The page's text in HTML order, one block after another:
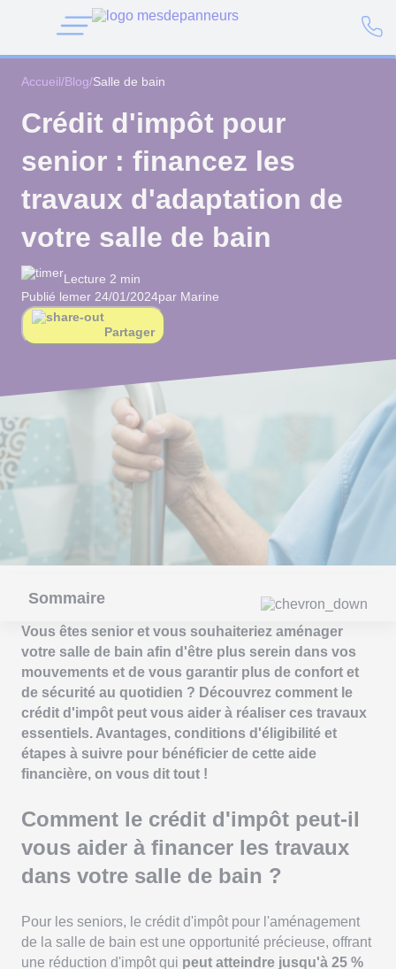
Accueil/Blog/Salle de bain
Crédit d'impôt pour
senior : financez les
travaux d'adaptation de
votre salle de bain
Lecture 2 min
Publié lemer 24/01/2024par Marine
Partager
Sommaire
Vous êtes senior et vous souhaiteriez aménager
votre salle de bain afin d'être plus serein dans vos
mouvements et de vous garantir plus de confort et
de sécurité au quotidien ? Découvrez comment le
crédit d'impôt peut vous aider à réaliser ces travaux
essentiels. Avantages, conditions d'éligibilité et
étapes à suivre pour bénéficier de cette aide
financière, on vous dit tout !
Comment le crédit d'impôt peut-il
vous aider à financer les travaux
dans votre salle de bain ?
Pour les seniors, le crédit d'impôt pour l'aménagement
de la salle de bain est une opportunité précieuse, offrant
une réduction d'impôt qui peut atteindre jusqu'à 25 %